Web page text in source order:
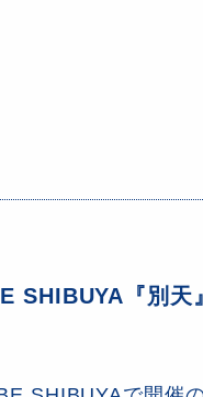
SHIBUYA『別天